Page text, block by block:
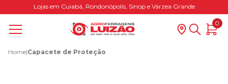
Lojas em Cuiabá, Rondonópolis, Sinop e Várzea Grande
0
Home|Capacete de Proteção